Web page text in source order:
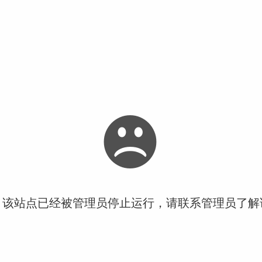
站点已经被管理员停止运行，请联系管理员了